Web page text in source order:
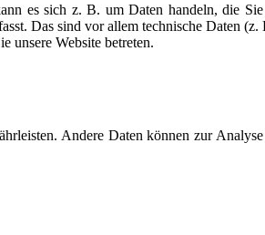
es sich z. B. um Daten handeln, die
Das sind vor allem technische Daten
unsere Website betreten.
Andere Daten können zur